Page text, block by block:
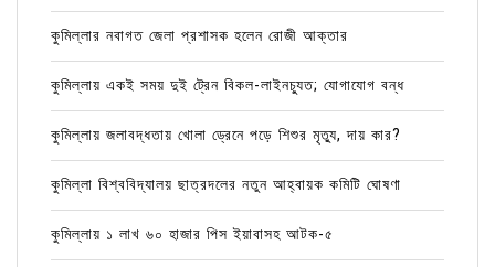
কুমিল্লার নবাগত জেলা প্রশাসক হলেন রোজী আক্তার
কুমিল্লায় একই সময় দুই ট্রেন বিকল-লাইনচ্যুত; যোগাযোগ বন্ধ
কুমিল্লায় জলাবদ্ধতায় খোলা ড্রেনে পড়ে শিশুর মৃত্যু, দায় কার?
কুমিল্লা বিশ্ববিদ্যালয় ছাত্রদলের নতুন আহ্বায়ক কমিটি ঘোষণা
কুমিল্লায় ১ লাখ ৬০ হাজার পিস ইয়াবাসহ আটক-৫